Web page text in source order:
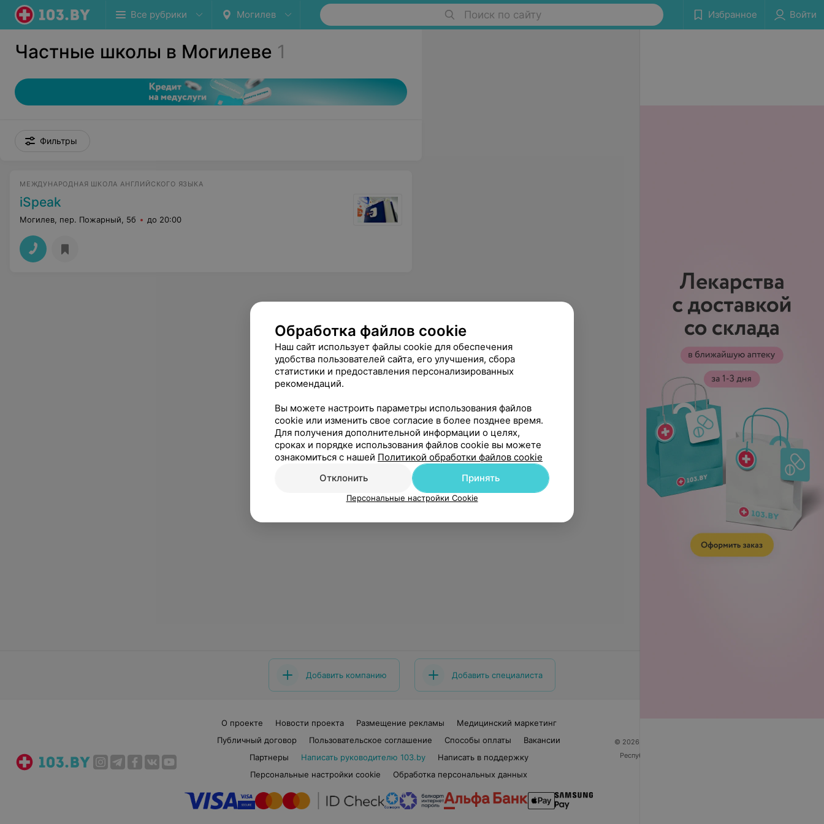
Все рубрики Могилев Поиск по сайту Избранное Войти
Частные школы в Могилеве 1
Фильтры
МЕЖДУНАРОДНАЯ ШКОЛА АНГЛИЙСКОГО ЯЗЫКА
iSpeak
Могилев, пер. Пожарный, 5б до 20:00
Добавить компанию Добавить специалиста
О проекте Новости проекта Размещение рекламы
Медицинский маркетинг
Публичный договор
Пользовательское соглашение Способы оплаты
Вакансии
Партнеры
Написать руководителю 103.by
Написать в поддержку
Персональные настройки cookie
Обработка персональных данных
© 2026 ООО «Артокс Лаб», УНП 191700409
Республика Беларусь, г. Минск, улица Толбухина, 2,
Обработка файлов cookie
Наш сайт использует файлы cookie для обеспечения
удобства пользователей сайта, его улучшения, сбора
статистики и предоставления персонализированных
рекомендаций.
Вы можете настроить параметры использования файлов
cookie или изменить свое согласие в более позднее время.
Для получения дополнительной информации о целях,
сроках и порядке использования файлов cookie вы можете
ознакомиться с нашей Политикой обработки файлов cookie
Отклонить
Принять
Персональные настройки Cookie